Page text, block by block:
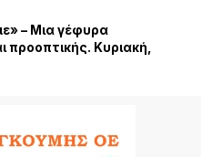
– Μια γέφυρα
προοπτικής. Κυριακή,
επιδοτήσεις έως
και συλλογικών